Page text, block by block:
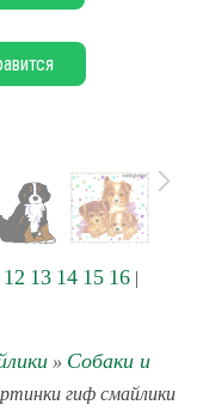
12 13 14 15 16 |
» Собаки и
гиф смайлики